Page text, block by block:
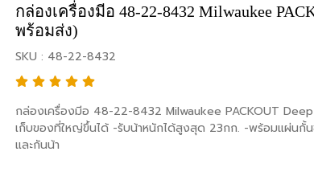
กล่องเครื่องมีอ 48-22-8432 Milwaukee
พร้อมส่ง)
SKU : 48-22-8432
กล่องเครื่องมีอ 48-22-8432 Milwaukee PACKOUT
เก็บของที่ใหญ่ขึ้นได้ -รับน้าหนักได้สูงสุด 23กก. -พร้อมแผ่นกั้
และกันน้า